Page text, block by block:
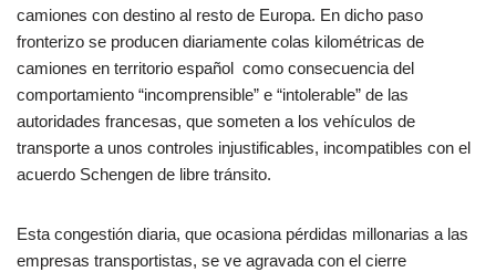
camiones con destino al resto de Europa. En dicho paso
fronterizo se producen diariamente colas kilométricas de
camiones en territorio español como consecuencia del
comportamiento “incomprensible” e “intolerable” de las
autoridades francesas, que someten a los vehículos de
transporte a unos controles injustificables, incompatibles con el
acuerdo Schengen de libre tránsito.
Esta congestión diaria, que ocasiona pérdidas millonarias a las
empresas transportistas, se ve agravada con el cierre